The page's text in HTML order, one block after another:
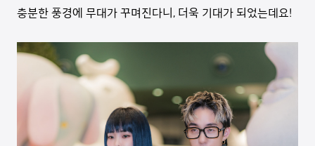
충분한 풍경에 무대가 꾸며진다니, 더욱 기대가 되었는데요!